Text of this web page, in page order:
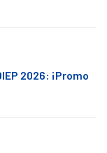
2026: ¡Promo